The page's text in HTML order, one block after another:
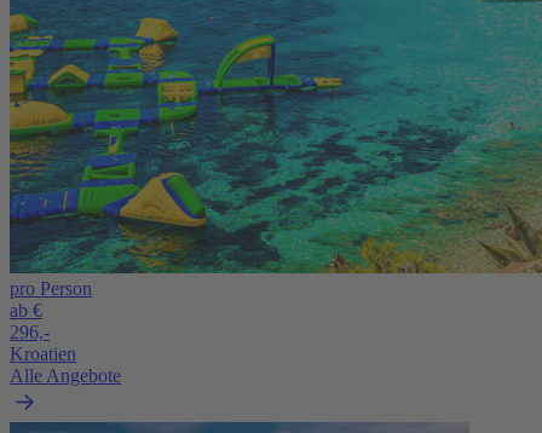
pro Person
ab €
296,-
Kroatien
Alle Angebote